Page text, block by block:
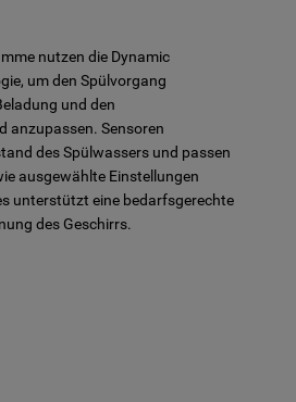
nutzen die Dynamic
um den Spülvorgang
und den
anzupassen. Sensoren
des Spülwassers und passen
ausgewählte Einstellungen
unterstützt eine bedarfsgerechte
des Geschirrs.